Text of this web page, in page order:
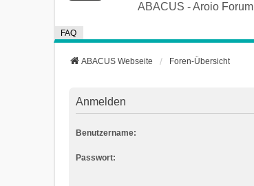
ABACUS - Aroio Forum
FAQ
ABACUS Webseite Foren-Übersicht
Anmelden
Benutzername:
Passwort: